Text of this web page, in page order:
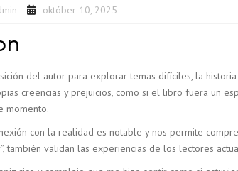
október 10, 2025
del autor para explorar temas difíciles, la historia
creencias y prejuicios, como si el libro fuera un
momento.
con la realidad es notable y nos permite
también validan las experiencias de los lectores